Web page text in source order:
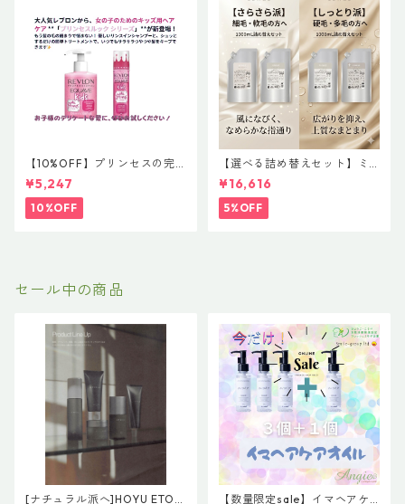
【10%OFF】プリンセスの完
璧ヘアケア２点セット 【レ
ブロン プロフェッショナル イ
クエイブ キッズ プリンセスル
ック コンディショニングシャ
¥5,247
10%OFF
【選べる詰め替えセット】ミ
ルボン 新ブランド「suwae
（スワエ）」｜リラクシング
シャンプー 1000mL ￥7,590
＋ トリートメント 1000g￥9,
¥16,616
5%OFF
セール中の商品
[ナチュラル派へ]HOYU ETOR 【数量限定sale】イマヘアケ